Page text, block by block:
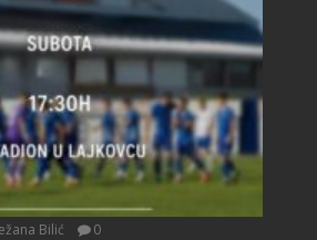
Bilić 0